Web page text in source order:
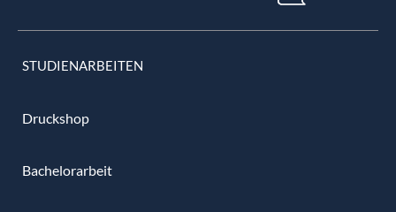
STUDIENARBEITEN
Druckshop
Bachelorarbeit